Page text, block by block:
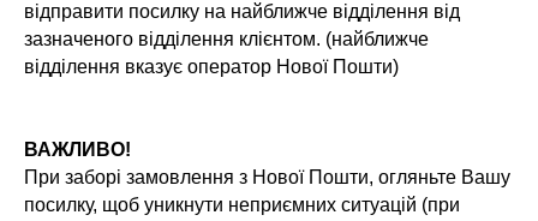
відправити посилку на найближче відділення від
зазначеного відділення клієнтом. (найближче
відділення вказує оператор Нової Пошти)
ВАЖЛИВО!
При заборі замовлення з Нової Пошти, огляньте Вашу
посилку, щоб уникнути неприємних ситуацій (при